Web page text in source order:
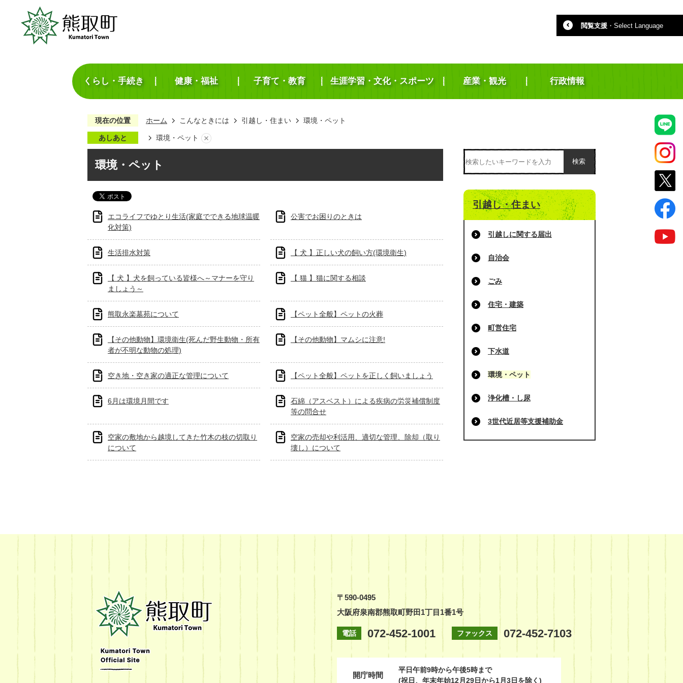
閲覧支援 ・ Select Language
くらし・手続き 健康・福祉 子育て・教育 生涯学習・文化・スポーツ 産業・観光 行政情報
現在の位置 ホーム こんなときには 引越し・住まい 環境・ペット
あしあと 環境・ペット
環境・ペット
エコライフでゆとり生活(家庭でできる地球温暖
化対策)
公害でお困りのときは
生活排水対策 【 犬 】正しい犬の飼い方(環境衛生)
【 犬 】犬を飼っている皆様へ～マナーを守り
ましょう～
【 猫 】猫に関する相談
熊取永楽墓苑について 【ペット全般】ペットの火葬
【その他動物】環境衛生(死んだ野生動物・所有
者が不明な動物の処理)
【その他動物】マムシに注意!
空き地・空き家の適正な管理について 【ペット全般】ペットを正しく飼いましょう
6月は環境月間です
石綿（アスベスト）による疾病の労災補償制度
等の問合せ
空家の敷地から越境してきた竹木の枝の切取り
について
空家の売却や利活用、適切な管理、除却（取り
壊し）について
検索
引越し・住まい
引越しに関する届出
自治会
ごみ
住宅・建築
町営住宅
下水道
環境・ペット
浄化槽・し尿
3世代近居等支援補助金
町
Kumatori
Town
Official
Site
〒590-0495
大阪府泉南郡熊取町野田1丁目1番1号
電話 072-452-1001 ファックス 072-452-7103
開庁時間
平日午前9時から午後5時まで
(祝日、年末年始12月29日から1月3日を除く)